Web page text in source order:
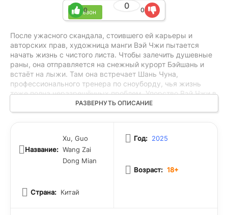
1 сезон
0
0 0
После ужасного скандала, стоившего ей карьеры и
авторских прав, художница манги Вэй Чжи пытается
начать жизнь с чистого листа. Чтобы залечить душевные
раны, она отправляется на снежный курорт Бэйшань и
встаёт на лыжи. Там она встречает Шань Чуна,
профессионального тренера по сноуборду, чья жизнь
тоже полна неразрешённых проблем. Упорство Вэй Чжи в
освоении лыжного спорта и ее неожиданная близость с
Шань Чуном постепенно приводят к возникновению
Шань Чун вновь обретает мотивацию и решает вернуться
к тренировкам, чтобы не только вернуть себе любовь к
сноуборду, но и доказать себе, что он способен на
РАЗВЕРНУТЬ ОПИСАНИЕ
Название:
Xu, Guo
Wang Zai
Dong Mian
Страна: Китай
Год: 2025
Возраст: 18+